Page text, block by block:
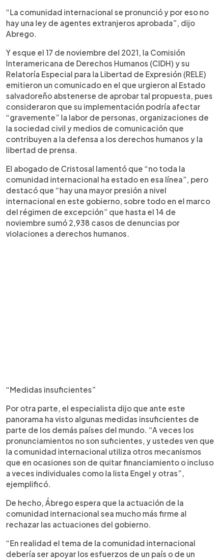
“La comunidad internacional se pronunció y por eso no
hay una ley de agentes extranjeros aprobada”, dijo
Abrego.
Y esque el 17 de noviembre del 2021, la Comisión
Interamericana de Derechos Humanos (CIDH) y su
Relatoría Especial para la Libertad de Expresión (RELE)
emitieron un comunicado en el que urgieron al Estado
salvadoreño abstenerse de aprobar tal propuesta, pues
consideraron que su implementación podría afectar
“gravemente” la labor de personas, organizaciones de
la sociedad civil y medios de comunicación que
contribuyen a la defensa a los derechos humanos y la
libertad de prensa.
El abogado de Cristosal lamentó que “no toda la
comunidad internacional ha estado en esa línea”, pero
destacó que “hay una mayor presión a nivel
internacional en este gobierno, sobre todo en el marco
del régimen de excepción” que hasta el 14 de
noviembre sumó 2,938 casos de denuncias por
violaciones a derechos humanos.
“Medidas insuficientes”
Por otra parte, el especialista dijo que ante este
panorama ha visto algunas medidas insuficientes de
parte de los demás países del mundo. “A veces los
pronunciamientos no son suficientes, y ustedes ven que
la comunidad internacional utiliza otros mecanismos
que en ocasiones son de quitar financiamiento o incluso
a veces individuales como la lista Engel y otras”,
ejemplificó.
De hecho, Ábrego espera que la actuación de la
comunidad internacional sea mucho más firme al
rechazar las actuaciones del gobierno.
“En realidad el tema de la comunidad internacional
debería ser apoyar los esfuerzos de un país o de un